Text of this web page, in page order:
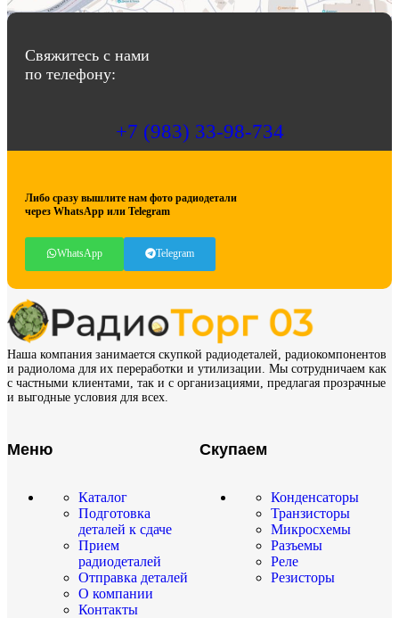
Свяжитесь с нами
по телефону:
+7 (983) 33-98-734
Либо сразу вышлите нам фото радиодетали
через WhatsApp или Telegram
WhatsApp Telegram
Наша компания занимается скупкой радиодеталей, радиокомпонентов
и радиолома для их переработки и утилизации. Мы сотрудничаем как
с частными клиентами, так и с организациями, предлагая прозрачные
и выгодные условия для всех.
Меню
Каталог
Подготовка
деталей к сдаче
Прием
радиодеталей
Отправка деталей
О компании
Контакты
Скупаем
Конденсаторы
Транзисторы
Микросхемы
Разъемы
Реле
Резисторы